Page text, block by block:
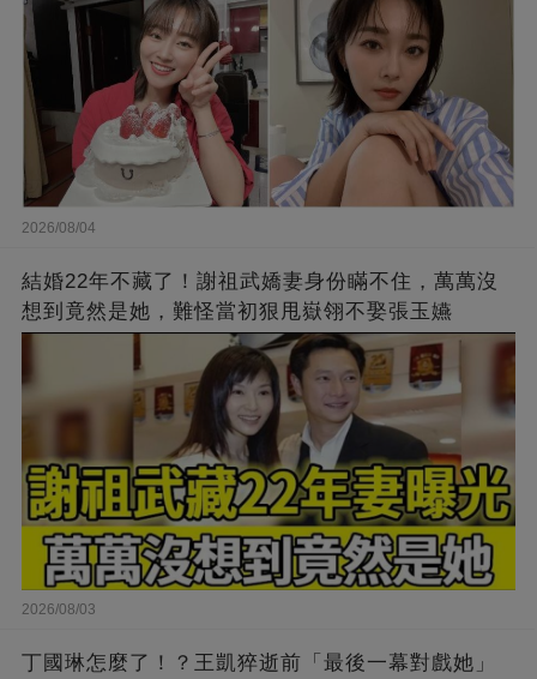
2026/08/04
結婚22年不藏了！謝祖武嬌妻身份瞞不住，萬萬沒
想到竟然是她，難怪當初狠甩嶽翎不娶張玉嬿
2026/08/03
丁國琳怎麼了！？王凱猝逝前「最後一幕對戲她」